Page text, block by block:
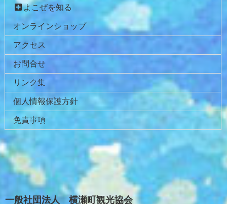
戻
よこぜを知る
オンラインショップ
アクセス
お問合せ
リンク集
個人情報保護方針
免責事項
一般社団法人 横瀬町観光協会